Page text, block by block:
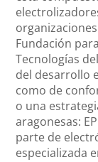
Fundación
Tecnologías
del desarrollo
como de
o una
aragonesas:
parte de
especializada